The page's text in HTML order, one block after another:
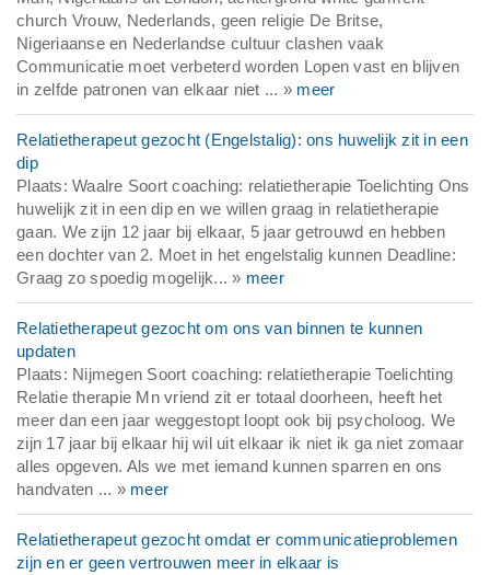
church Vrouw, Nederlands, geen religie De Britse,
Nigeriaanse en Nederlandse cultuur clashen vaak
Communicatie moet verbeterd worden Lopen vast en blijven
in zelfde patronen van elkaar niet ... » meer
Relatietherapeut gezocht (Engelstalig): ons huwelijk zit in een
dip
Plaats: Waalre Soort coaching: relatietherapie Toelichting Ons
huwelijk zit in een dip en we willen graag in relatietherapie
gaan. We zijn 12 jaar bij elkaar, 5 jaar getrouwd en hebben
een dochter van 2. Moet in het engelstalig kunnen Deadline:
Graag zo spoedig mogelijk... » meer
Relatietherapeut gezocht om ons van binnen te kunnen
updaten
Plaats: Nijmegen Soort coaching: relatietherapie Toelichting
Relatie therapie Mn vriend zit er totaal doorheen, heeft het
meer dan een jaar weggestopt loopt ook bij psycholoog. We
zijn 17 jaar bij elkaar hij wil uit elkaar ik niet ik ga niet zomaar
alles opgeven. Als we met iemand kunnen sparren en ons
handvaten ... » meer
Relatietherapeut gezocht omdat er communicatieproblemen
zijn en er geen vertrouwen meer in elkaar is